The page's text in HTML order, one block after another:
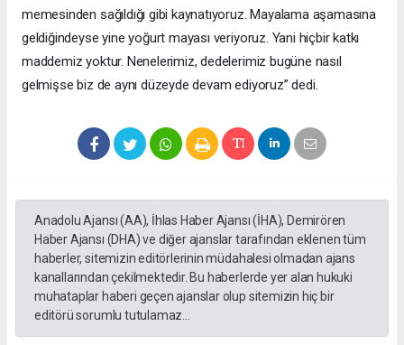
memesinden sağıldığı gibi kaynatıyoruz. Mayalama aşamasına
geldiğindeyse yine yoğurt mayası veriyoruz. Yani hiçbir katkı
maddemiz yoktur. Nenelerimiz, dedelerimiz bugüne nasıl
gelmişse biz de aynı düzeyde devam ediyoruz” dedi.
Anadolu Ajansı (AA), İhlas Haber Ajansı (İHA), Demirören
Haber Ajansı (DHA) ve diğer ajanslar tarafından eklenen tüm
haberler, sitemizin editörlerinin müdahalesi olmadan ajans
kanallarından çekilmektedir. Bu haberlerde yer alan hukuki
muhataplar haberi geçen ajanslar olup sitemizin hiç bir
editörü sorumlu tutulamaz...